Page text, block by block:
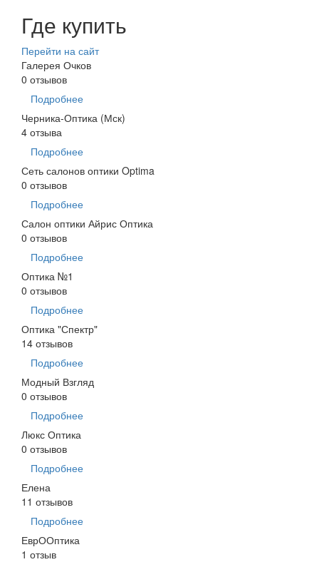
Где купить
Перейти на сайт
Галерея Очков
0 отзывов
Подробнее
Черника-Оптика (Мск)
4 отзыва
Подробнее
Сеть салонов оптики Optima
0 отзывов
Подробнее
Салон оптики Айрис Оптика
0 отзывов
Подробнее
Оптика №1
0 отзывов
Подробнее
Оптика "Спектр"
14 отзывов
Подробнее
Модный Взгляд
0 отзывов
Подробнее
Люкс Оптика
0 отзывов
Подробнее
Елена
11 отзывов
Подробнее
ЕврООптика
1 отзыв